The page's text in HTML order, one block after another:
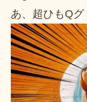
あ、超ひもQ